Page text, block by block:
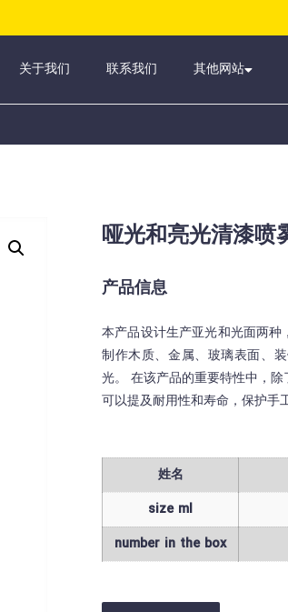
关于我们 联系我们 其他网站
哑光和亮光清漆喷
产品信息
本产品设计生产亚光和光面两
制作木质、金属、玻璃表面、
光。 在该产品的重要特性中，除
可以提及耐用性和寿命，保护手
姓名
size ml
number in the box